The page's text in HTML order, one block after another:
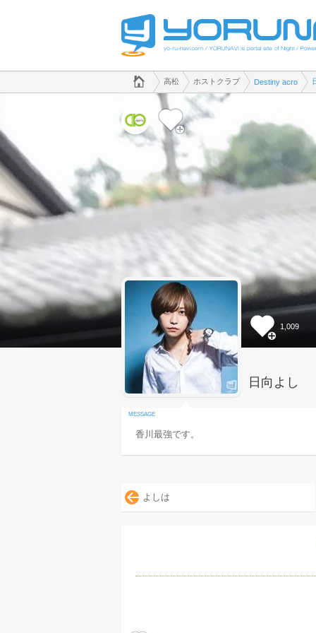
でホストクラブのことなら、ホストクラブ Destiny acro([kana])
香川県版
高松 ホストクラブ Destiny acro
1,009
日向よし
香川最強です。
よしは